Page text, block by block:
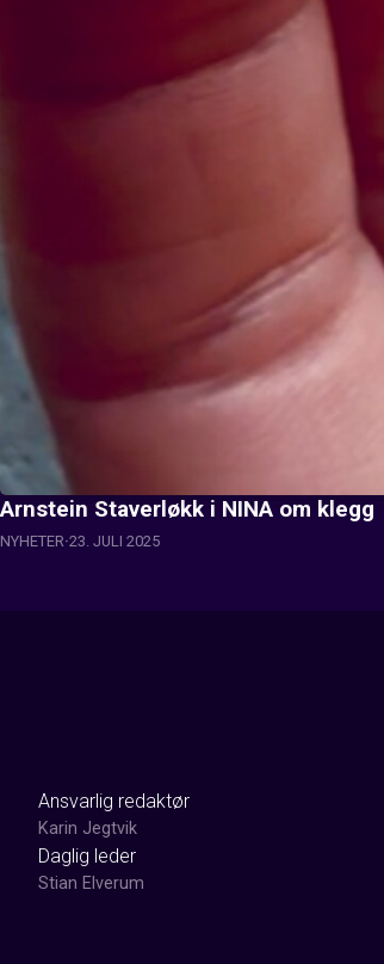
Arnstein Staverløkk i NINA om klegg
NYHETER 23. JULI 2025
Ansvarlig redaktør
Karin Jegtvik
Daglig leder
Stian Elverum